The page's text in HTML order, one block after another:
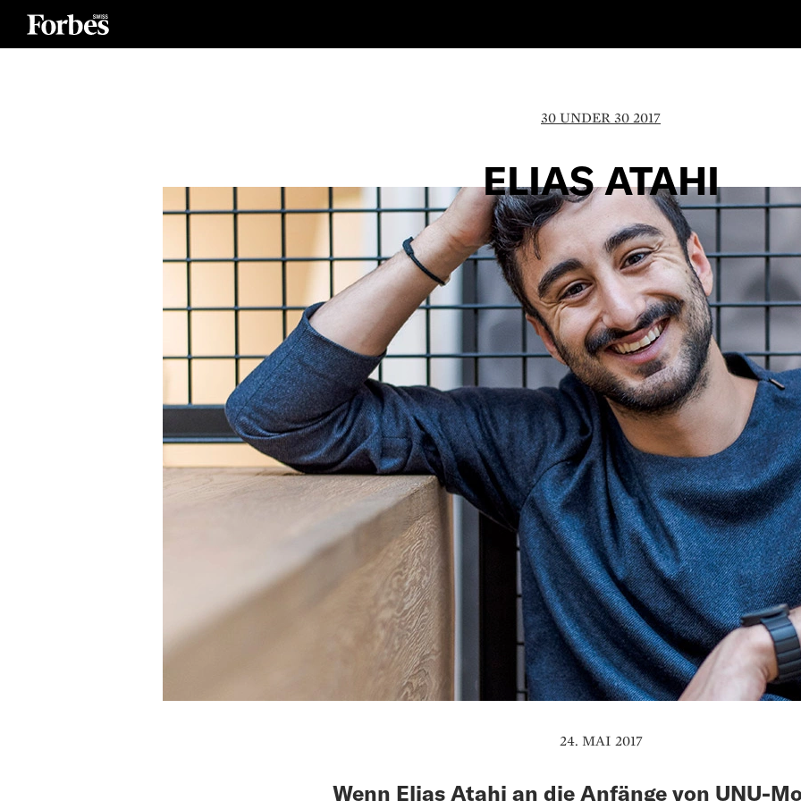
30 UNDER 30 2017
ELIAS ATAHI
24. MAI 2017
Wenn Elias Atahi an die Anfänge von UNU-